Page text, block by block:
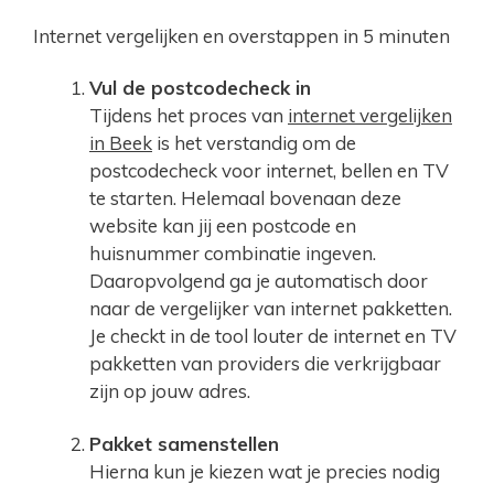
Internet vergelijken en overstappen in 5 minuten
Vul de postcodecheck in
Tijdens het proces van internet vergelijken
in Beek is het verstandig om de
postcodecheck voor internet, bellen en TV
te starten. Helemaal bovenaan deze
website kan jij een postcode en
huisnummer combinatie ingeven.
Daaropvolgend ga je automatisch door
naar de vergelijker van internet pakketten.
Je checkt in de tool louter de internet en TV
pakketten van providers die verkrijgbaar
zijn op jouw adres.
Pakket samenstellen
Hierna kun je kiezen wat je precies nodig